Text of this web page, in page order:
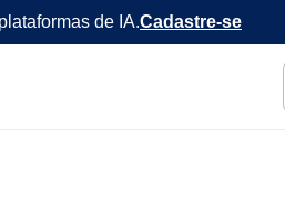
de IA.Cadastre-se